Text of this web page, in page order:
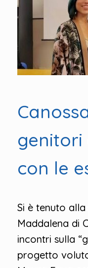
genitori
con le
Si è tenuto
Maddalena di
incontri sulla
progetto